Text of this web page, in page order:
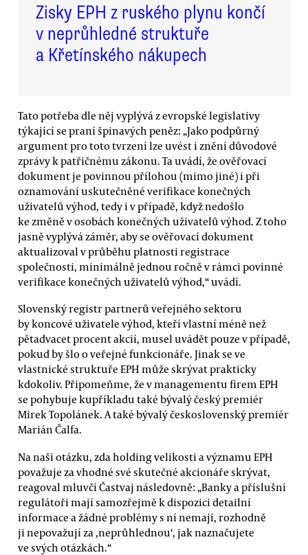
Zisky EPH z ruského plynu končí
v neprůhledné struktuře
a Křetínského nákupech
Tato potřeba dle něj vyplývá z evropské legislativy
týkající se praní špinavých peněz: „Jako podpůrný
argument pro toto tvrzení lze uvést i znění důvodové
zprávy k patřičnému zákonu. Ta uvádí, že ověřovací
dokument je povinnou přílohou (mimo jiné) i při
oznamování uskutečněné verifikace konečných
uživatelů výhod, tedy i v případě, když nedošlo
ke změně v osobách konečných uživatelů výhod. Z toho
jasně vyplývá záměr, aby se ověřovací dokument
aktualizoval v průběhu platnosti registrace
společnosti, minimálně jednou ročně v rámci povinné
verifikace konečných uživatelů výhod,“ uvádí.
Slovenský registr partnerů veřejného sektoru
by koncové uživatele výhod, kteří vlastní méně než
pětadvacet procent akcií, musel uvádět pouze v případě,
pokud by šlo o veřejné funkcionáře. Jinak se ve
vlastnické struktuře EPH může skrývat prakticky
kdokoliv. Připomeňme, že v managementu firem EPH
se pohybuje kupříkladu také bývalý český premiér
Mirek Topolánek. A také bývalý československý premiér
Marián Čalfa.
Na naši otázku, zda holding velikosti a významu EPH
považuje za vhodné své skutečné akcionáře skrývat,
reagoval mluvčí Častvaj následovně: „Banky a příslušní
regulátoři mají samozřejmě k dispozici detailní
informace a žádné problémy s ní nemají, rozhodně
ji nepovažují za ‚neprůhlednou‘, jak naznačujete
ve svých otázkách.“